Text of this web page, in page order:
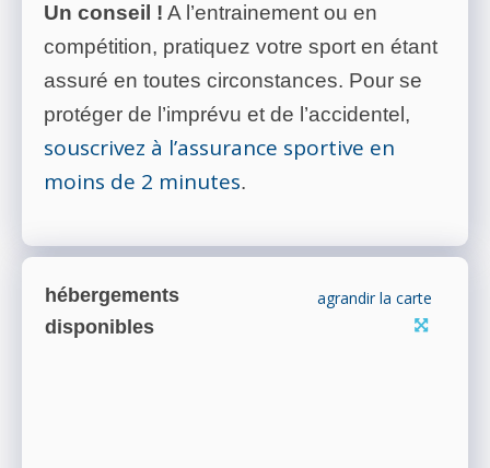
Un conseil ! A l’entrainement ou en
compétition, pratiquez votre sport en étant
assuré en toutes circonstances. Pour se
protéger de l’imprévu et de l’accidentel,
souscrivez à l’assurance sportive en
moins de 2 minutes.
hébergements
disponibles
agrandir la carte